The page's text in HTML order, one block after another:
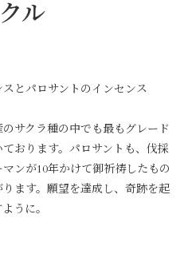
ル
とパロサントのインセンス
サクラ種の中でも最もグレード
おります。パロサントも、伐採
ンが10年かけて御祈祷したもの
ます。願望を達成し、奇跡を起
うに。